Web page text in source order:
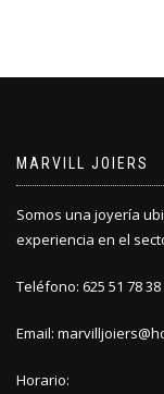
MARVILL JOIERS
Somos una joyería
experiencia en el
Teléfono: 625 51 78 38
Email:
Horario: